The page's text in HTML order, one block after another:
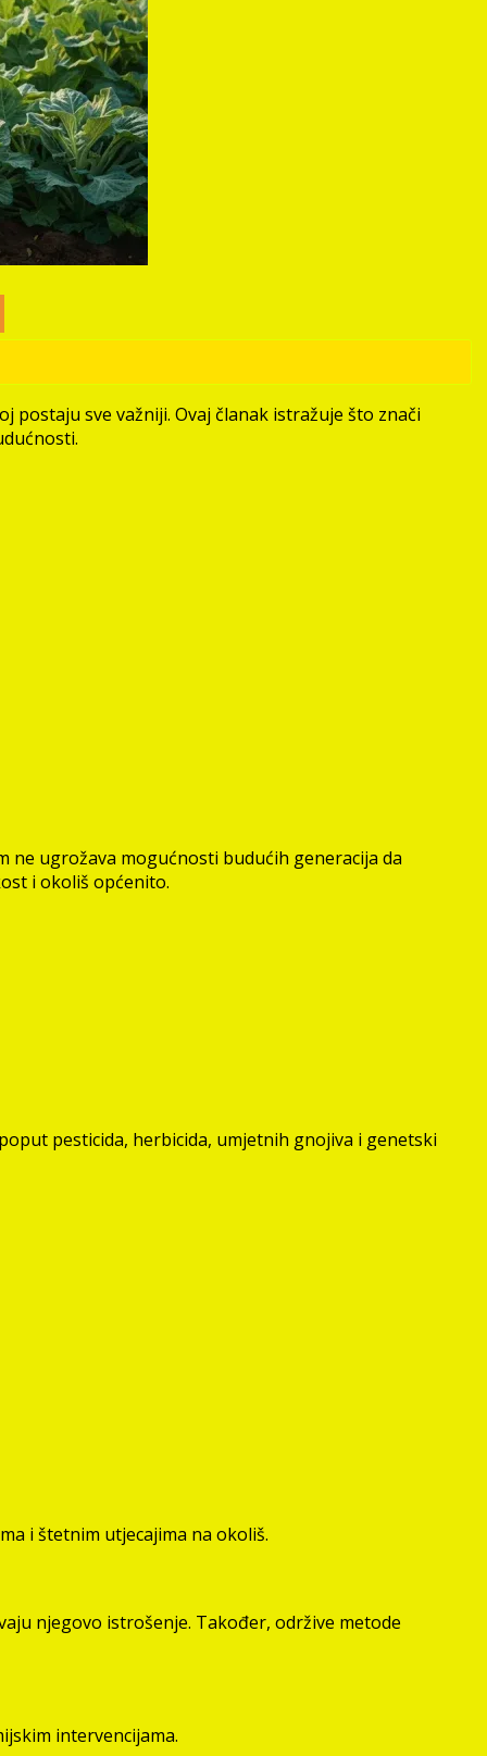
postaju sve važniji. Ovaj članak istražuje što znači
ne ugrožava mogućnosti budućih generacija da
i okoliš općenito.
pesticida, herbicida, umjetnih gnojiva i genetski
i štetnim utjecajima na okoliš.
njegovo istrošenje. Također, održive metode
intervencijama.